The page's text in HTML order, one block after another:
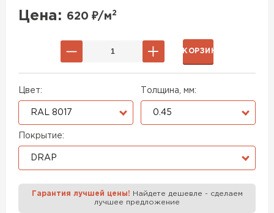
Цена: 620 ₽/м2
Цвет:
RAL 8017
Толщина, мм:
0.45
Покрытие:
DRAP
В КОРЗИНУ
Гарантия лучшей цены! Найдете дешевле - сделаем
лучшее предложение